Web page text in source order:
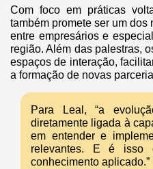
Com foco em práticas
também promete ser um
entre empresários e
região. Além das palestras,
espaços de interação,
a formação de novas
Para Leal, “a
diretamente ligada à
em entender e
relevantes. E é isso
conhecimento aplicado.”